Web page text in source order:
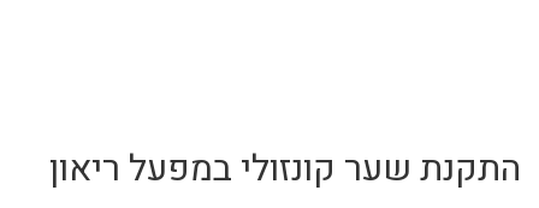
התקנת שער קונזולי במפעל ריאון